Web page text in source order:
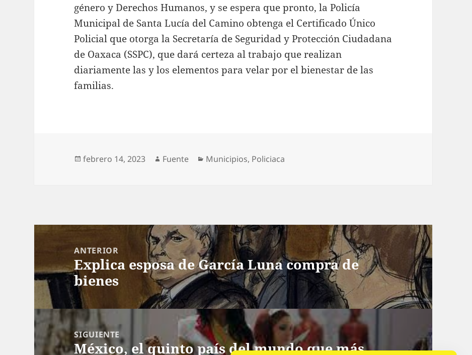
género y Derechos Humanos, y se espera que pronto, la Policía
Municipal de Santa Lucía del Camino obtenga el Certificado Único
Policial que otorga la Secretaría de Seguridad y Protección Ciudadana
de Oaxaca (SSPC), que dará certeza al trabajo que realizan
diariamente las y los elementos para velar por el bienestar de las
familias.
Publicado
febrero 14, 2023 Autor
Fuente Categorías
Municipios, Policiaca
Navegación
entradas
ANTERIOR
Entrada
anterior:
Explica esposa de García Luna compra de
bienes
SIGUIENTE
Siguiente
México, el quinto país del mundo que más